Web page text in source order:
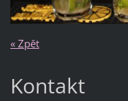
« Zpět
Kontakt